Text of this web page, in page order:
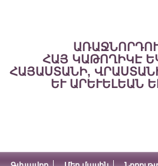
ՀԱՅ ԿԱԹՈՂԻԿԷ
ՀԱՅԱՍՏԱՆԻ,
ԵՒ ԱՐԵՒԵԼԵԱՆ